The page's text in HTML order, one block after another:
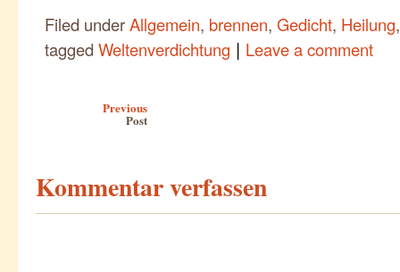
Filed underAllgemein, brennen, Gedicht, Heilung
tagged Weltenverdichtung | Leave a comment
Previous
Post
Kommentar verfassen